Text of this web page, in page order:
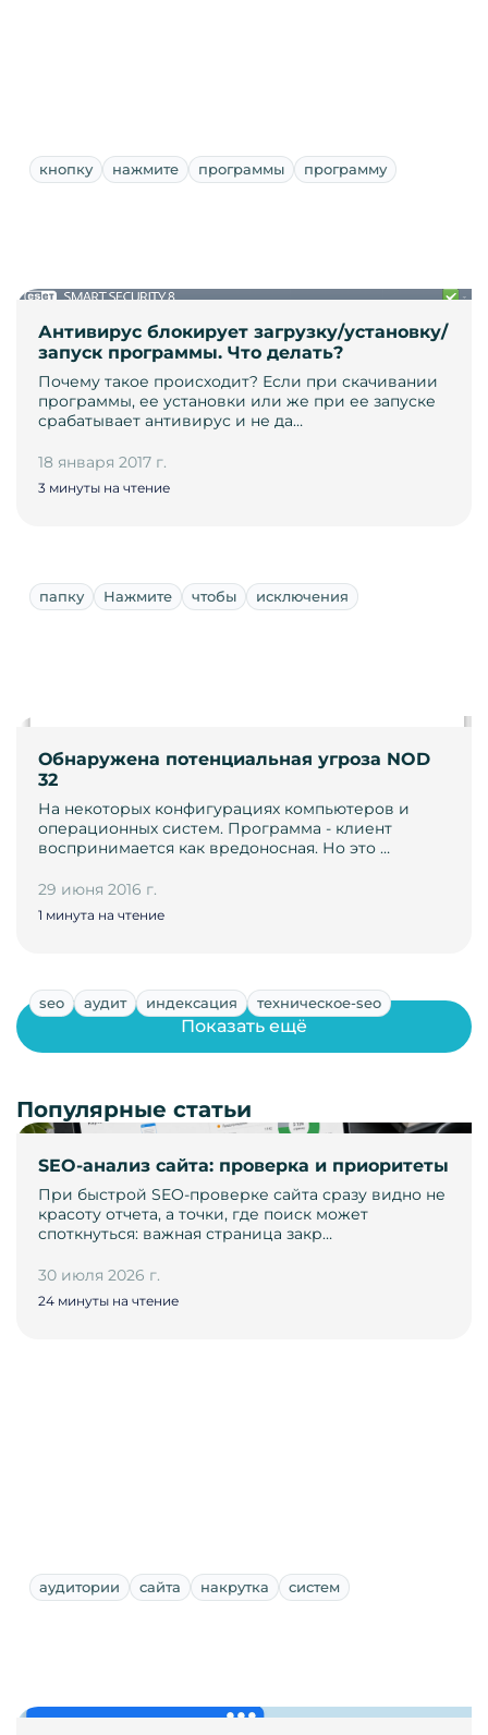
кнопку нажмите программы программу
Антивирус блокирует загрузку/установку/
запуск программы. Что делать?
Почему такое происходит? Если при скачивании
программы, ее установки или же при ее запуске
срабатывает антивирус и не да…
18 января 2017 г.
3 минуты на чтение
папку Нажмите чтобы исключения
Обнаружена потенциальная угроза NOD
32
На некоторых конфигурациях компьютеров и
операционных систем. Программа - клиент
воспринимается как вредоносная. Но это …
29 июня 2016 г.
1 минута на чтение
seo аудит индексация техническое-seo
SEO-анализ сайта: проверка и приоритеты
При быстрой SEO-проверке сайта сразу видно не
красоту отчета, а точки, где поиск может
споткнуться: важная страница закр…
30 июля 2026 г.
24 минуты на чтение
Показать ещё
Популярные статьи
аудитории сайта накрутка систем